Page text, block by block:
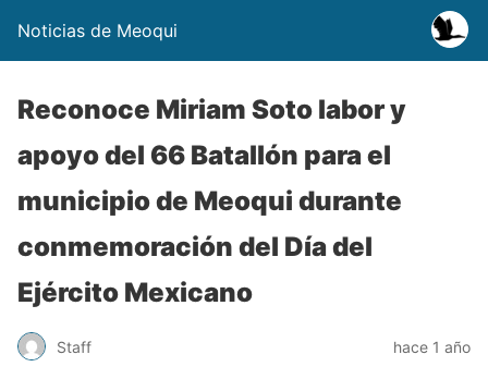
Noticias de Meoqui
Reconoce Miriam Soto labor y
apoyo del 66 Batallón para el
municipio de Meoqui durante
conmemoración del Día del
Ejército Mexicano
Staff hace 1 año